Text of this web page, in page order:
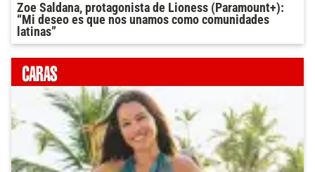
Zoe Saldana, protagonista de Lioness (Paramount+):
“Mi deseo es que nos unamos como comunidades
latinas”